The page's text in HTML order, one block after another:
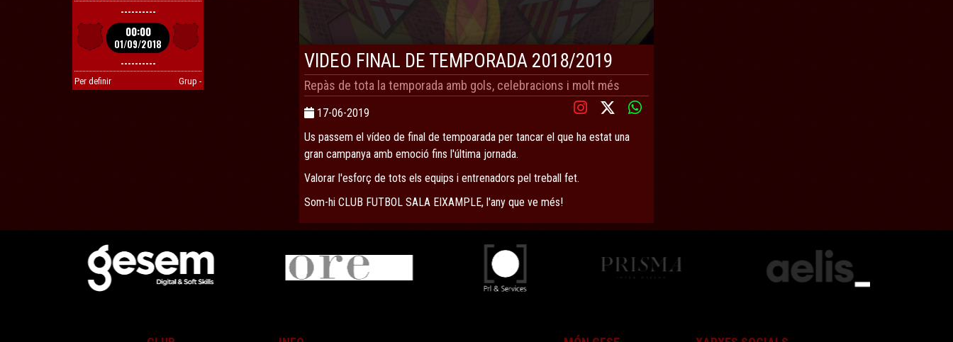
----------
00:00
01/09/2018
----------
Per definir Grup -
VIDEO FINAL DE TEMPORADA 2018/2019
Repàs de tota la temporada amb gols, celebracions i molt més
17-06-2019
Us passem el vídeo de final de tempoarada per tancar el que ha estat una
gran campanya amb emoció fins l'última jornada.
Valorar l'esforç de tots els equips i entrenadors pel treball fet.
Som-hi CLUB FUTBOL SALA EIXAMPLE, l'any que ve més!